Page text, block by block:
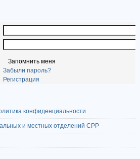
Запомнить меня
Забыли пароль?
Регистрация
конфиденциальности
и местных отделений СРР